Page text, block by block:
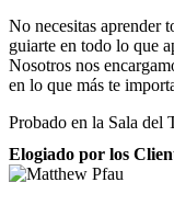
No necesitas aprender
guiarte en todo lo que
Nosotros nos
en lo que más te
Probado en la Sala del
Elogiado por los